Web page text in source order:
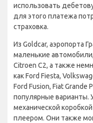
использовать
для этого платежа
страховка.
Из Goldcar, аэропорта
маленькие автомобили,
Citroen C2, а также
как Ford Fiesta,
Ford Fusion, Fiat Grande
популярные
механической
плеером. Они также